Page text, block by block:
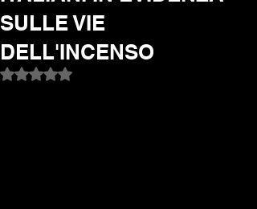
SULLE VIE
DELL'INCENSO
Valutazione NaN stelle su 5.